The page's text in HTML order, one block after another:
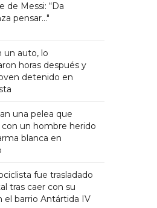
de Messi: “Da
pensar..."
un auto, lo
horas después y
detenido en
una pelea que
un hombre herido
blanca en
fue trasladado
tras caer con su
el barrio Antártida IV